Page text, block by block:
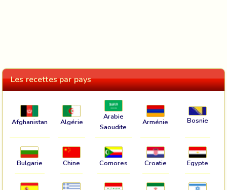
Les recettes par pays
Afghanistan Algérie
Arabie
Saoudite
Arménie Bosnie
Bulgarie Chine Comores Croatie Egypte